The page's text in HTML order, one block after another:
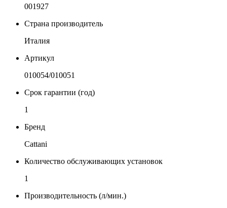
001927
Страна производитель
Италия
Артикул
010054/010051
Срок гарантии (год)
1
Бренд
Cattani
Количество обслуживающих установок
1
Производительность (л/мин.)